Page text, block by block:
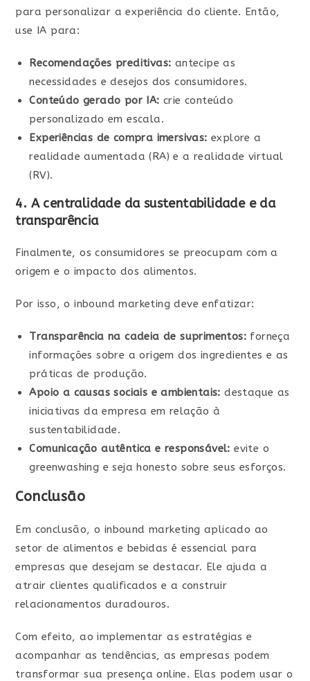
para personalizar a experiência do cliente. Então,
use IA para:
Recomendações preditivas: antecipe as
necessidades e desejos dos consumidores.
Conteúdo gerado por IA: crie conteúdo
personalizado em escala.
Experiências de compra imersivas: explore a
realidade aumentada (RA) e a realidade virtual
(RV).
4. A centralidade da sustentabilidade e da
transparência
Finalmente, os consumidores se preocupam com a
origem e o impacto dos alimentos.
Por isso, o inbound marketing deve enfatizar:
Transparência na cadeia de suprimentos: forneça
informações sobre a origem dos ingredientes e as
práticas de produção.
Apoio a causas sociais e ambientais: destaque as
iniciativas da empresa em relação à
sustentabilidade.
Comunicação autêntica e responsável: evite o
greenwashing e seja honesto sobre seus esforços.
Conclusão
Em conclusão, o inbound marketing aplicado ao
setor de alimentos e bebidas é essencial para
empresas que desejam se destacar. Ele ajuda a
atrair clientes qualificados e a construir
relacionamentos duradouros.
Com efeito, ao implementar as estratégias e
acompanhar as tendências, as empresas podem
transformar sua presença online. Elas podem usar o